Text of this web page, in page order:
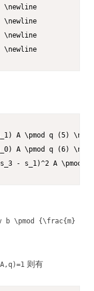
\newline
\newline
\newline
\newline
A \pmod q (5)
A \pmod q (6)
- s_1)^2 A \pmod
b \pmod {\frac{m}
则有